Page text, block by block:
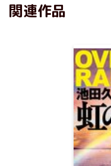
関連作品